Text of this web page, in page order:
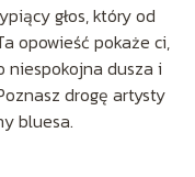
głos, który od
opowieść pokaże ci,
niespokojna dusza i
drogę artysty
bluesa.